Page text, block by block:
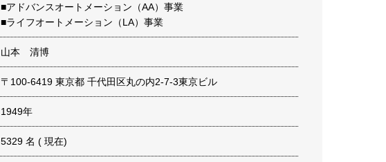
■アドバンスオートメーション（AA）事業
■ライフオートメーション（LA）事業
山本 清博
〒100-6419 東京都 千代田区丸の内2-7-3東京ビル
1949年
5329 名 ( 現在)